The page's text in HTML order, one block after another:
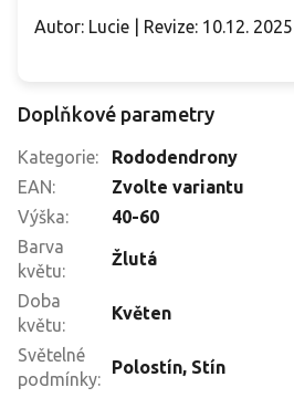
Autor: Lucie | Revize: 10.12. 2025
Doplňkové parametry
Kategorie:
Rododendrony
EAN:
Zvolte variantu
Výška:
40-60
Barva
květu:
Žlutá
Doba
květu:
Květen
Světelné
podmínky:
Polostín, Stín